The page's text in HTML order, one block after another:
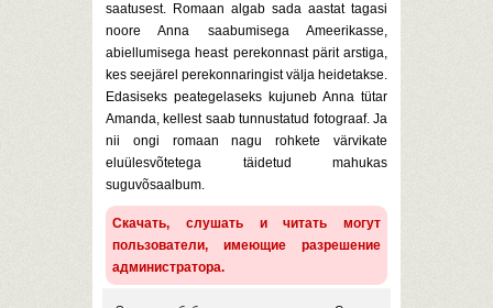
saatusest. Romaan algab sada aastat tagasi
noore Anna saabumisega Ameerikasse,
abiellumisega heast perekonnast pärit arstiga,
kes seejärel perekonnaringist välja heidetakse.
Edasiseks peategelaseks kujuneb Anna tütar
Amanda, kellest saab tunnustatud fotograaf. Ja
nii ongi romaan nagu rohkete värvikate
eluülesvõtetega täidetud mahukas
suguvõsaalbum.
Скачать, слушать и читать могут
пользователи, имеющие разрешение
администратора.